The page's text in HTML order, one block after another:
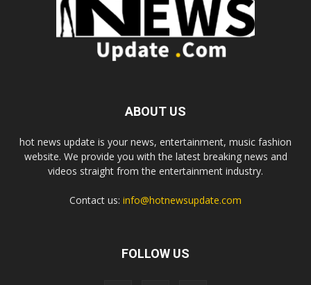
ABOUT US
hot news update is your news, entertainment, music fashion
website. We provide you with the latest breaking news and
videos straight from the entertainment industry.
Contact us: info@hotnewsupdate.com
FOLLOW US